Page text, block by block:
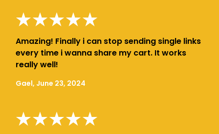
Amazing! Finally i can stop sending single links
every time i wanna share my cart. It works
really well!
Gael, June 23, 2024